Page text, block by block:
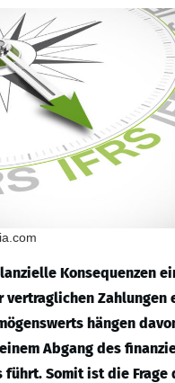
Konsequenzen
Zahlungen
hängen
Abgang des
führt. Somit ist die Frage